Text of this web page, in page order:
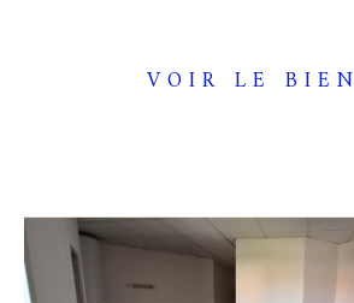
VOIR LE BIEN